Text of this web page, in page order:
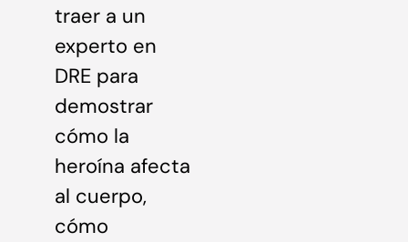
traer a un
experto en
DRE para
demostrar
cómo la
heroína afecta
al cuerpo,
cómo